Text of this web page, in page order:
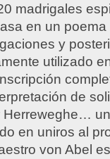
madrigales
en un
y
utilizado
de
Herreweghe…
en uniros al
von Abel